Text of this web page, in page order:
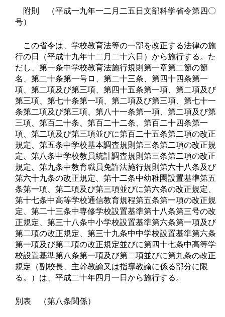
附則 （平成一九年一二月二五日文部科学省令第四〇
号）
この省令は、学校教育法等の一部を改正する法律の施
行の日（平成十九年十二月二十六日）から施行する。た
だし、第一条中学校教育法施行規則第一章第二節の節
名、第二十条第一号ロ、第二十三条、第四十四条第一
項、第二項及び第三項、第四十五条第一項、第二項及び
第三項、第七十条第一項、第二項及び第三項、第七十一
条第二項及び第三項、第八十一条第一項、第二項及び第
三項、第百二十条、第百二十二条、第百二十四条第一
項、第二項及び第三項並びに第百二十五条第二項の改正
規定、第五条中学校基本調査規則第三条第二項の改正規
定、第八条中学校教員統計調査規則第三条第二項の改正
規定、第九条中教育職員免許法施行規則第六十八条及び
第六十九条の改正規定、第十二条中幼稚園設置基準第五
条第一項、第二項及び第三項並びに第六条の改正規定、
第十七条中高等学校通信教育規程第五条第一項の改正規
定、第二十三条中専修学校設置基準第十八条第三号の改
正規定、第三十八条中小学校設置基準第六条第一項及び
第二項の改正規定、第三十九条中中学校設置基準第六条
第一項及び第二項の改正規定並びに第四十七条中高等学
校設置基準第八条第一項及び第二項並びに第九条の改正
規定（副校長、主幹教諭又は指導教諭に係る部分に限
る。）は、平成二十年四月一日から施行する。
別表 （第八条関係）